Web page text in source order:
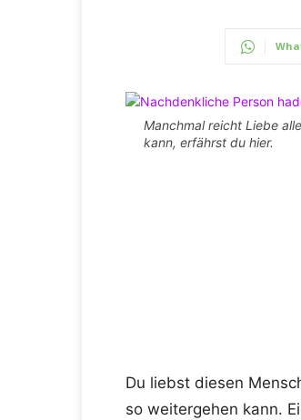
Manchmal reicht Liebe
kann, erfährst du hier.
Du liebst diesen
so weitergehen kann.